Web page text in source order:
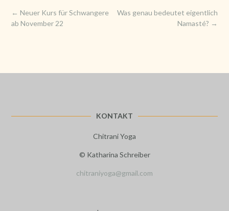
Post
navigation
Was genau bedeutet eigentlich
Namasté? →
← Neuer Kurs für Schwangere
ab November 22
KONTAKT
Chitrani Yoga
© Katharina Schreiber
chitraniyoga@gmail.com